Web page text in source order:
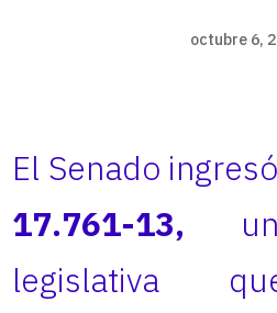
octubre 6,
El Senado
17.761-13,
legislativa